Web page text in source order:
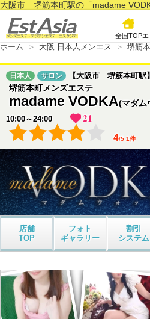
全国TOPエ
ホーム 大阪 日本人メンエス 堺筋
日本人 サロン 【大阪市 堺筋本町駅】
堺筋本町メンズエステ
madame VODKA(マダム
10:00～24:00 21
4/5 1件
店舗
TOP
フォト
ギャラリー
割引
システム